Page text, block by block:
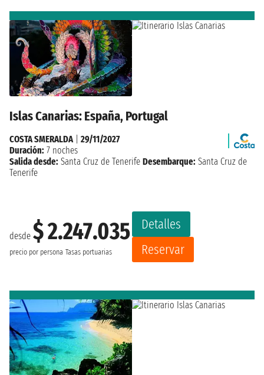
Islas Canarias: España, Portugal
desde $ 2.247.035
precio por persona Tasas portuarias
Detalles
Reservar
COSTA SMERALDA| 29/11/2027
Duración: 7 noches
Salida desde: Santa Cruz de Tenerife Desembarque: Santa Cruz de
Tenerife